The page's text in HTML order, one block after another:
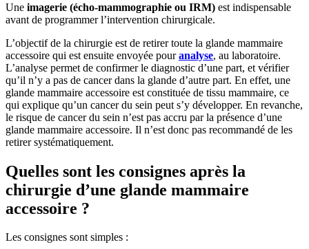
Une imagerie (écho-mammographie ou IRM) est indispensable
avant de programmer l’intervention chirurgicale.
L’objectif de la chirurgie est de retirer toute la glande mammaire
accessoire qui est ensuite envoyée pouranalyse, au laboratoire.
L’analyse permet de confirmer le diagnostic d’une part, et vérifier
qu’il n’y a pas de cancer dans la glande d’autre part. En effet, une
glande mammaire accessoire est constituée de tissu mammaire, ce
qui explique qu’un cancer du sein peut s’y développer. En revanche,
le risque de cancer du sein n’est pas accru par la présence d’une
glande mammaire accessoire. Il n’est donc pas recommandé de les
retirer systématiquement.
Quelles sont les consignes après la
chirurgie d’une glande mammaire
accessoire ?
Les consignes sont simples :